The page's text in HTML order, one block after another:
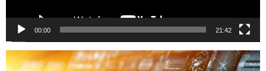
00:00 21:42